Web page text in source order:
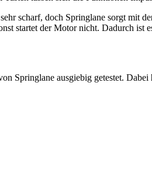
scharf, doch Springlane sorgt mit
startet der Motor nicht. Dadurch
Springlane ausgiebig getestet.